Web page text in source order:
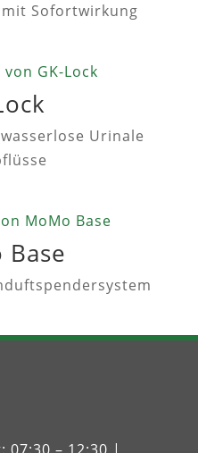
Sofortwirkung
Urinale
Base